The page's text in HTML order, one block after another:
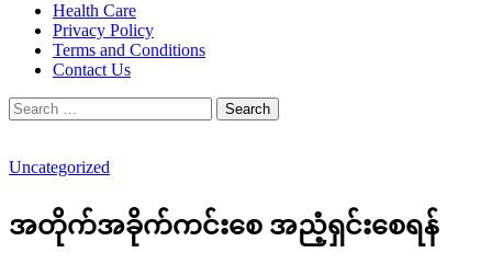
Health Care
Privacy Policy
Terms and Conditions
Contact Us
Search
for:
Uncategorized
အတိုက်အခိုက်ကင်းစေ အညံ့ရှင်းစေရန်